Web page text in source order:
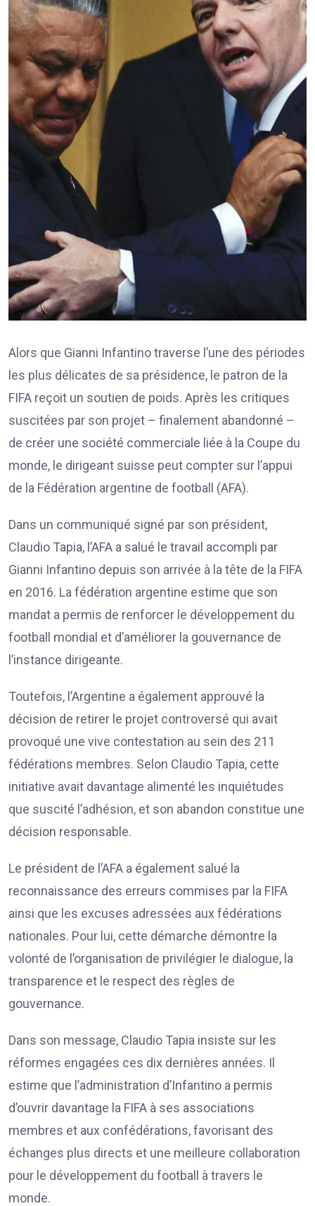
Alors que Gianni Infantino traverse l’une des périodes
les plus délicates de sa présidence, le patron de la
FIFA reçoit un soutien de poids. Après les critiques
suscitées par son projet – finalement abandonné –
de créer une société commerciale liée à la Coupe du
monde, le dirigeant suisse peut compter sur l’appui
de la Fédération argentine de football (AFA).
Dans un communiqué signé par son président,
Claudio Tapia, l’AFA a salué le travail accompli par
Gianni Infantino depuis son arrivée à la tête de la FIFA
en 2016. La fédération argentine estime que son
mandat a permis de renforcer le développement du
football mondial et d’améliorer la gouvernance de
l’instance dirigeante.
Toutefois, l’Argentine a également approuvé la
décision de retirer le projet controversé qui avait
provoqué une vive contestation au sein des 211
fédérations membres. Selon Claudio Tapia, cette
initiative avait davantage alimenté les inquiétudes
que suscité l’adhésion, et son abandon constitue une
décision responsable.
Le président de l’AFA a également salué la
reconnaissance des erreurs commises par la FIFA
ainsi que les excuses adressées aux fédérations
nationales. Pour lui, cette démarche démontre la
volonté de l’organisation de privilégier le dialogue, la
transparence et le respect des règles de
gouvernance.
Dans son message, Claudio Tapia insiste sur les
réformes engagées ces dix dernières années. Il
estime que l’administration d’Infantino a permis
d’ouvrir davantage la FIFA à ses associations
membres et aux confédérations, favorisant des
échanges plus directs et une meilleure collaboration
pour le développement du football à travers le
monde.